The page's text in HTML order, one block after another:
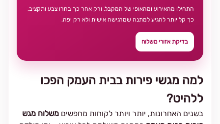
למה מגשי פירות בבית העמק הפכו
ללהיט?
בשנים האחרונות, יותר ויותר לקוחות מחפשים משלוח מגש
התחילו מהאירוע ומהאופי של המקבל, ורק אחר כך בחרו צבע ותקציב.
כך קל יותר להגיע למתנה שמרגישה אישית ולא רק יפה.
בדיקת אזורי משלוח